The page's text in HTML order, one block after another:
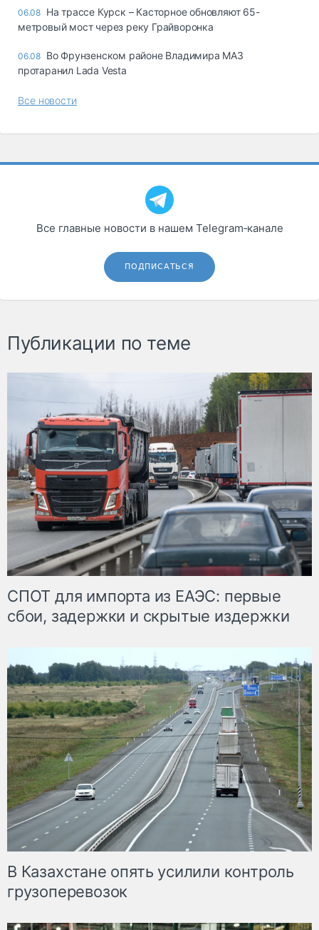
06.08 На трассе Курск – Касторное обновляют 65-
метровый мост через реку Грайворонка
06.08 Во Фрунзенском районе Владимира МАЗ
протаранил Lada Vesta
Все новости
Все главные новости в нашем Telegram‑канале
ПОДПИСАТЬСЯ
Публикации по теме
СПОТ для импорта из ЕАЭС: первые
сбои, задержки и скрытые издержки
В Казахстане опять усилили контроль
грузоперевозок